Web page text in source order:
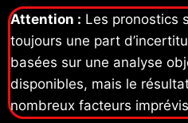
Attention : Les pronostics
toujours une part
basées sur une analyse
disponibles, mais le
nombreux facteurs